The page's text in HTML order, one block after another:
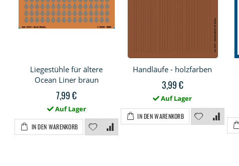
Liegestühle für ältere
Ocean Liner braun
7,99 €
Auf Lager
IN DEN WARENKORB
Handläufe - holzfarben
3,99 €
Auf Lager
IN DEN WARENKORB